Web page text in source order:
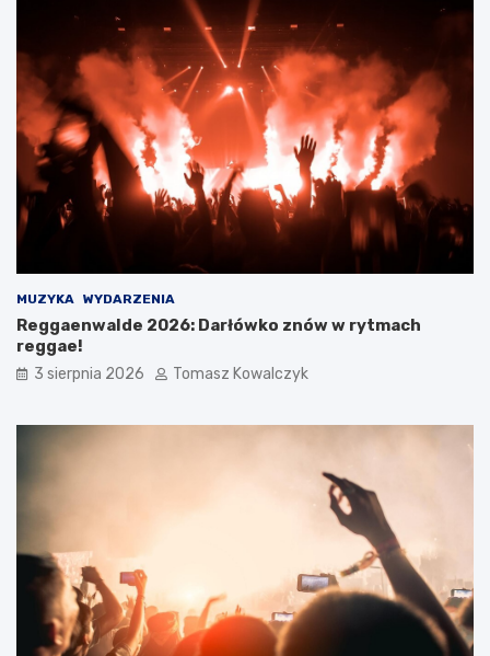
MUZYKA WYDARZENIA
Reggaenwalde 2026: Darłówko znów w rytmach
reggae!
3 sierpnia 2026 Tomasz Kowalczyk